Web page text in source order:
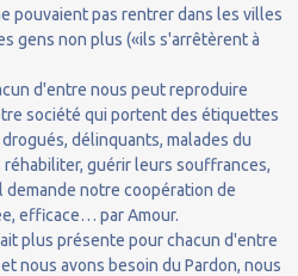
pouvaient pas rentrer dans les villes
gens non plus («ils s'arrêtèrent à
d'entre nous peut reproduire
société qui portent des étiquettes
délinquants, malades du
guérir leurs souffrances,
notre coopération de
efficace… par Amour.
plus présente pour chacun d'entre
nous avons besoin du Pardon, nous